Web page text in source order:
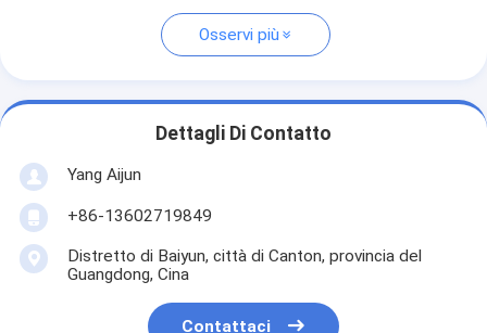
Osservi più
Dettagli Di Contatto
Yang Aijun
+86-13602719849
Distretto di Baiyun, città di Canton, provincia del
Guangdong, Cina
Contattaci